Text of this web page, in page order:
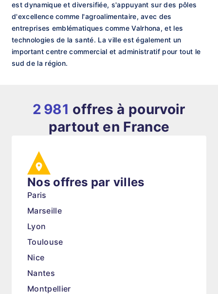
est dynamique et diversifiée, s'appuyant sur des pôles
d'excellence comme l'agroalimentaire, avec des
entreprises emblématiques comme Valrhona, et les
technologies de la santé. La ville est également un
important centre commercial et administratif pour tout le
sud de la région.
2 981 offres à pourvoir
partout en France
Nos offres par villes
Paris
Marseille
Lyon
Toulouse
Nice
Nantes
Montpellier